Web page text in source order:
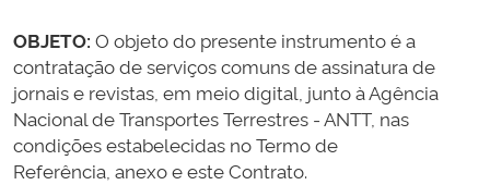
OBJETO: O objeto do presente instrumento é a
contratação de serviços comuns de assinatura de
jornais e revistas, em meio digital, junto à Agência
Nacional de Transportes Terrestres - ANTT, nas
condições estabelecidas no Termo de
Referência, anexo e este Contrato.